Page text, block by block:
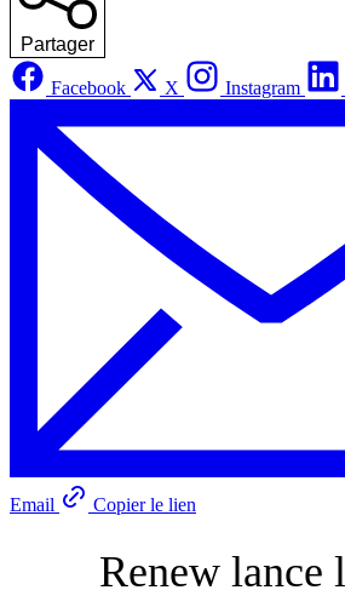
Partager
Facebook X Instagram
Email Copier le lien
Renew lance